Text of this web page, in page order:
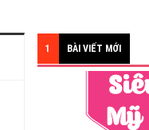
1 BÀI VIẾT MỚI